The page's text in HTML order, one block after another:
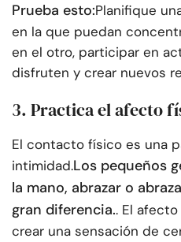
Prueba esto:Planifique
en la que puedan
en el otro, participar en
disfruten y crear nuevos
3. Practica el afecto
El contacto físico es una
intimidad.Los pequeños
la mano, abrazar o
gran diferencia.. El
crear una sensación de